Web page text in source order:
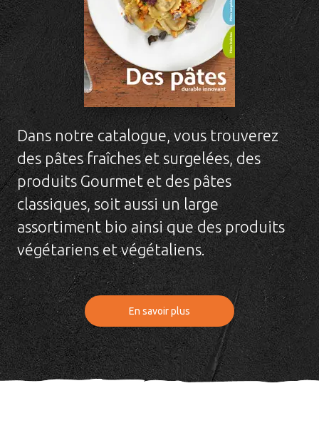
Dans notre catalogue, vous trouverez
des pâtes fraîches et surgelées, des
produits Gourmet et des pâtes
classiques, soit aussi un large
assortiment bio ainsi que des produits
végétariens et végétaliens.
En savoir plus